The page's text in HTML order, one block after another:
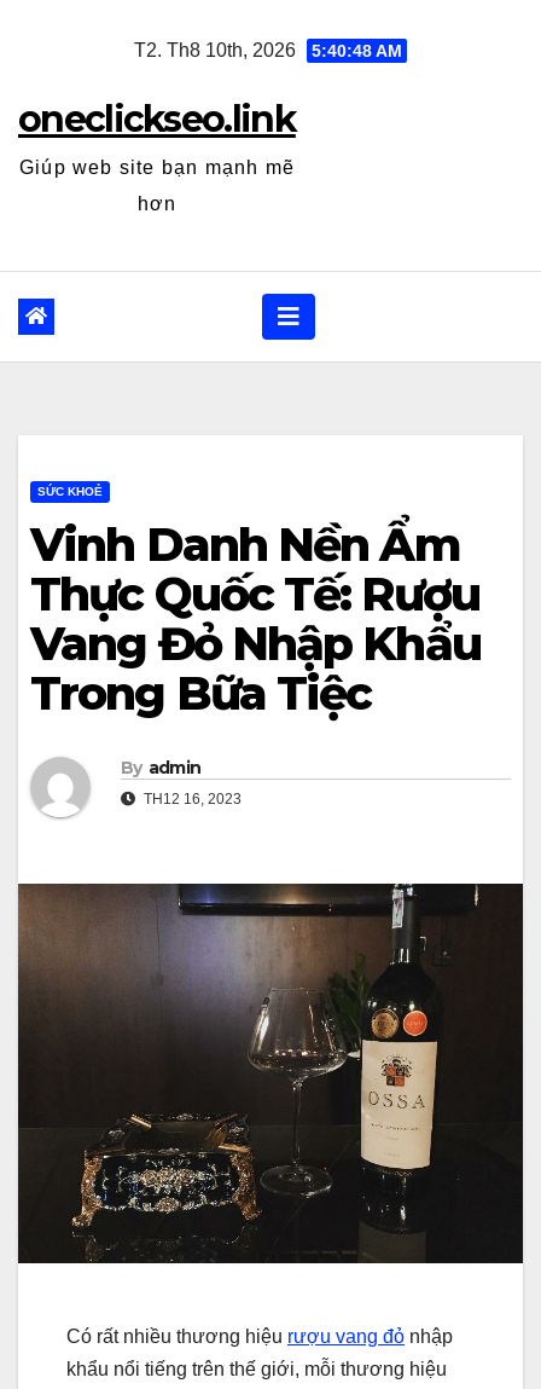
T2. Th8 10th, 2026 5:40:49 AM
oneclickseo.link
Giúp web site bạn mạnh mẽ
hơn
SỨC KHOẺ
Vinh Danh Nền Ẩm
Thực Quốc Tế: Rượu
Vang Đỏ Nhập Khẩu
Trong Bữa Tiệc
By admin
TH12 16, 2023
Có rất nhiều thương hiệu rượu vang đỏ nhập
khẩu nổi tiếng trên thế giới, mỗi thương hiệu